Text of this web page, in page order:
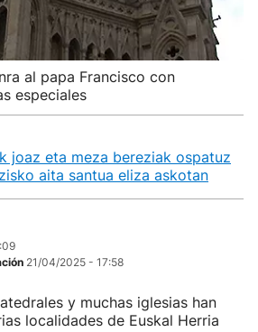
al papa Francisco con
especiales
joaz eta meza bereziak ospatuz
aita santua eliza askotan
21/04/2025 - 17:58
y muchas iglesias han
localidades de Euskal Herria